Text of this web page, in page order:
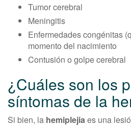
Tumor cerebral
Meningitis
Enfermedades congénitas
momento del nacimiento
Contusión o golpe cerebral
¿Cuáles son los
síntomas de la
Si bien, la hemiplejiaes una